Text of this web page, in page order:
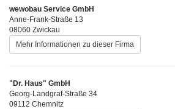
wewobau Service GmbH
Anne-Frank-Straße 13
08060 Zwickau
Mehr Informationen zu dieser Firma
"Dr. Haus" GmbH
Georg-Landgraf-Straße 34
09112 Chemnitz